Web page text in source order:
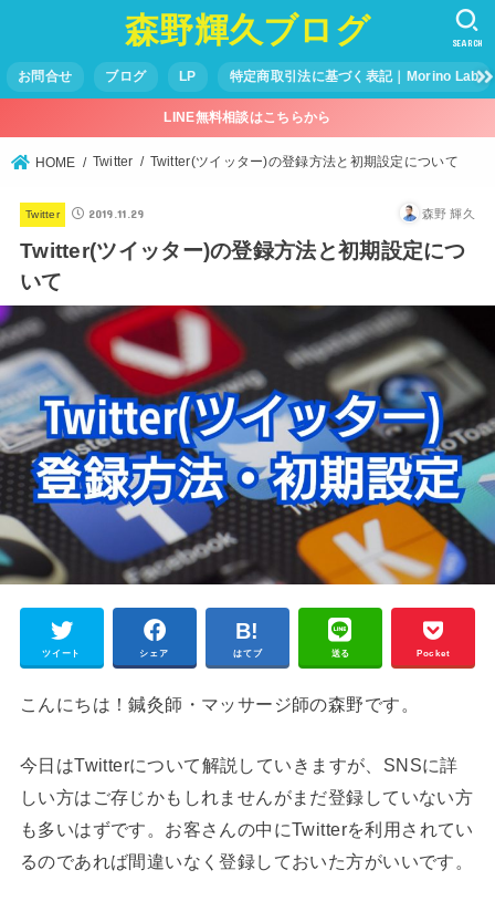
森野輝久ブログ
お問合せ ブログ LP 特定商取引法に基づく表記｜Morino Lab
SEARCH
LINE無料相談はこちらから
HOME Twitter Twitter(ツイッター)の登録方法と初期設定について
Twitter 2019.11.29 森野 輝久
Twitter(ツイッター)の登録方法と初期設定につ
いて
ツイート シェア はてブ 送る Pocket
こんにちは！鍼灸師・マッサージ師の森野です。
今日はTwitterについて解説していきますが、SNSに詳
しい方はご存じかもしれませんがまだ登録していない方
も多いはずです。お客さんの中にTwitterを利用されてい
るのであれば間違いなく登録しておいた方がいいです。